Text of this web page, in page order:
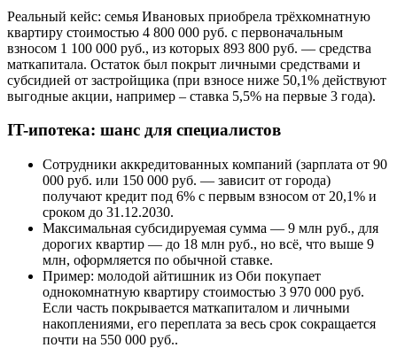
Реальный кейс: семья Ивановых приобрела трёхкомнатную
квартиру стоимостью 4 800 000 руб. с первоначальным
взносом 1 100 000 руб., из которых 893 800 руб. — средства
маткапитала. Остаток был покрыт личными средствами и
субсидией от застройщика (при взносе ниже 50,1% действуют
выгодные акции, например – ставка 5,5% на первые 3 года).
IT-ипотека: шанс для специалистов
Сотрудники аккредитованных компаний (зарплата от 90
000 руб. или 150 000 руб. — зависит от города)
получают кредит под 6% с первым взносом от 20,1% и
сроком до 31.12.2030.
Максимальная субсидируемая сумма — 9 млн руб., для
дорогих квартир — до 18 млн руб., но всё, что выше 9
млн, оформляется по обычной ставке.
Пример: молодой айтишник из Оби покупает
однокомнатную квартиру стоимостью 3 970 000 руб.
Если часть покрывается маткапиталом и личными
накоплениями, его переплата за весь срок сокращается
почти на 550 000 руб..